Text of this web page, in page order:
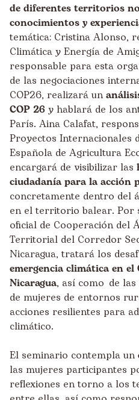
de diferentes territorios
conocimientos y
temática: Cristina Alonso,
Climática y Energía de
responsable para esta
de las negociaciones
COP26, realizará un
COP 26 y hablará de los
París. Aina Calafat,
Proyectos Internacionales
Española de Agricultura
encargará de visibilizar las
ciudadanía para la acción
concretamente dentro del
en el territorio balear. Por
oficial de Cooperación del
Territorial del Corredor
Nicaragua, tratará los
emergencia climática en el
Nicaragua, así como de las
de mujeres de entornos
acciones resilientes para
climático.
El seminario contempla un
las mujeres participantes
reflexiones en torno a los